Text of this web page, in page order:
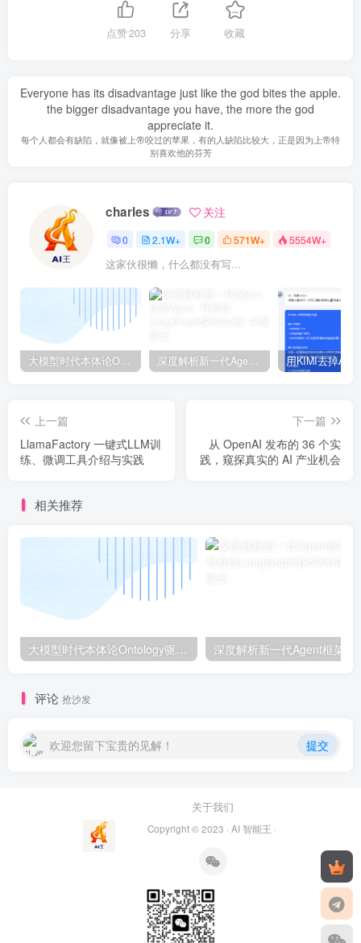
点赞203 分享 收藏
Everyone has its disadvantage just like the god bites the apple.
the bigger disadvantage you have, the more the god
appreciate it.
每个人都会有缺陷，就像被上帝咬过的苹果，有的人缺陷比较大，正是因为上帝特
别喜欢他的芬芳
charles 关注
0 2.1W+ 0 571W+ 5554W+
这家伙很懒，什么都没有写...
大模型时代本体论Ontology驱动的AI知识引擎助力企业智能决策系统的未来进化-一篇献给企业董事会和CIO的深度思考(第一篇) 深度解析新一代Agent框架Agno, 号称比LangGraph快5000倍!
上一篇
LlamaFactory 一键式LLM训
练、微调工具介绍与实践
下一篇
从 OpenAI 发布的 36 个实
践，窥探真实的 AI 产业机会
相关推荐
大模型时代本体论Ontology驱动的AI知识引擎助力企业智能决策系统的未来进化-一篇献给企业董事会和CIO的深度思考(第一篇)
评论 抢沙发
欢迎您留下宝贵的见解！ 提交
关于我们
Copyright © 2023 · AI 智能王 ·